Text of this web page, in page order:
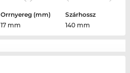
Orrnyereg (mm)
17 mm
Szárhossz
140 mm